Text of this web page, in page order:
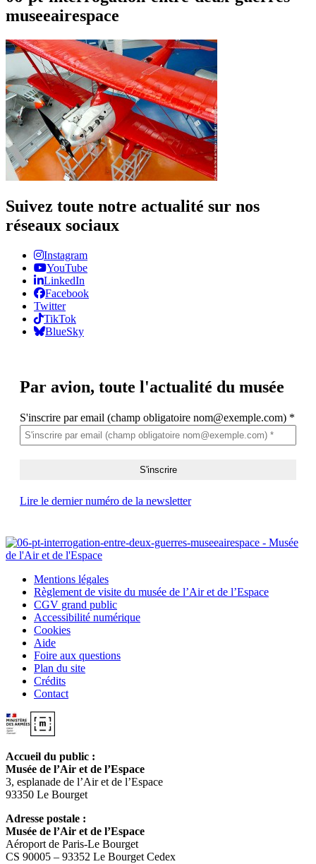
museeairespace
Suivez toute notre actualité sur nos
réseaux sociaux
Instagram
YouTube
LinkedIn
Facebook
Twitter
TikTok
BlueSky
Par avion, toute l'actualité du musée
S'inscrire par email (champ obligatoire nom@exemple.com) *
Lire le dernier numéro de la newsletter
Mentions légales
Règlement de visite du musée de l’Air et de l’Espace
CGV grand public
Accessibilité numérique
Cookies
Aide
Foire aux questions
Plan du site
Crédits
Contact
Accueil du public :
Musée de l’Air et de l’Espace
3, esplanade de l’Air et de l’Espace
93350 Le Bourget
Adresse postale :
Musée de l’Air et de l’Espace
Aéroport de Paris-Le Bourget
CS 90005 – 93352 Le Bourget Cedex